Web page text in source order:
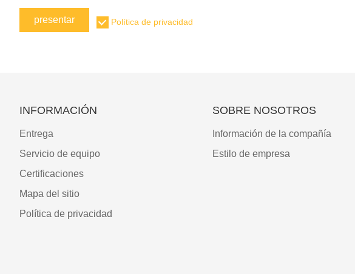
presentar Política de privacidad
INFORMACIÓN
Entrega
Servicio de equipo
Certificaciones
Mapa del sitio
Política de privacidad
SOBRE NOSOTROS
Información de la compañía
Estilo de empresa